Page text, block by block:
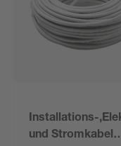
Installations-
und Stromkabel